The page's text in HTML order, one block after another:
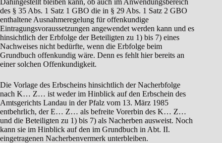
des § 35 Abs. 1 Satz 1 GBO die in § 29 Abs. 1 Satz 2 GBO
enthaltene Ausnahmeregelung für offenkundige
Eintragungsvoraussetzungen angewendet werden kann und es
hinsichtlich der Erbfolge der Beteiligten zu 1) bis 7) eines
Nachweises nicht bedürfte, wenn die Erbfolge beim
Grundbuch offenkundig wäre. Denn es fehlt hier bereits an
einer solchen Offenkundigkeit.
Die Vorlage des Erbscheins hinsichtlich der Nacherbfolge
nach K… Z… ist weder im Hinblick auf den Erbschein des
Amtsgerichts Landau in der Pfalz vom 13. März 1985
entbehrlich, der E… Z… als befreite Vorerbin des K… Z…
und die Beteiligten zu 1) bis 7) als Nacherben ausweist. Noch
kann sie im Hinblick auf den im Grundbuch in Abt. II.
eingetragenen Nacherbenvermerk unterbleiben.